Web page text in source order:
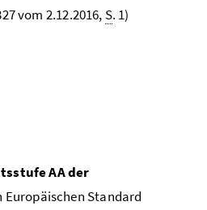
vom 2.12.2016, S. 1)
AA der
Europäischen Standard